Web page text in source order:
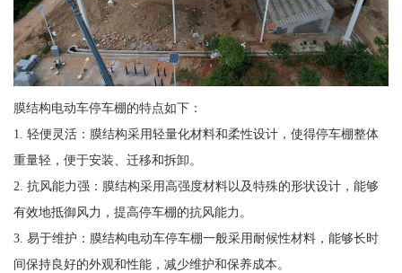
膜结构电动车停车棚的特点如下：
1. 轻便灵活：膜结构采用轻量化材料和柔性设计，使得停车棚整体
重量轻，便于安装、迁移和拆卸。
2. 抗风能力强：膜结构采用高强度材料以及特殊的形状设计，能够
有效地抵御风力，提高停车棚的抗风能力。
3. 易于维护：膜结构电动车停车棚一般采用耐候性材料，能够长时
间保持良好的外观和性能，减少维护和保养成本。